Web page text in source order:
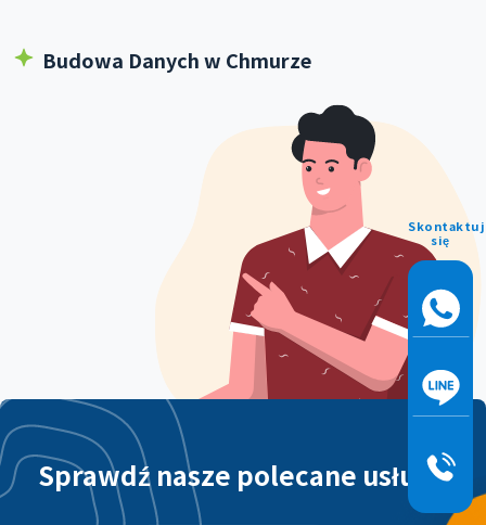
Budowa Danych w Chmurze
Sprawdź nasze polecane usługi!
Skontaktuj
się